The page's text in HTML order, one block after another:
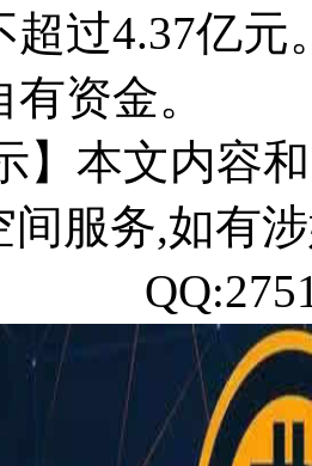
超过4.37亿
资金。
】本文内容
间服务,如有